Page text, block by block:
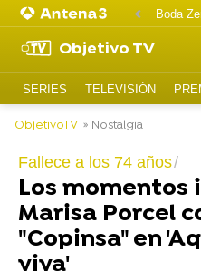
Boda
Objetivo TV
SERIES TELEVISIÓN
ObjetivoTV » Nostalgia
Fallece a los 74 años
Los momentos
Marisa Porcel
"Copinsa" en
viva'